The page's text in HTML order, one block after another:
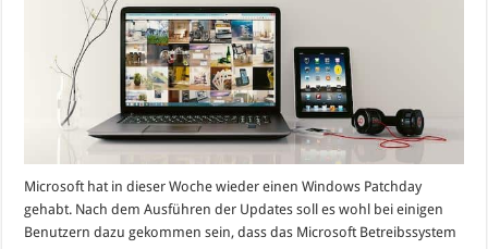
Microsoft hat in dieser Woche wieder einen Windows Patchday
gehabt. Nach dem Ausführen der Updates soll es wohl bei einigen
Benutzern dazu gekommen sein, dass das Microsoft Betreibssystem